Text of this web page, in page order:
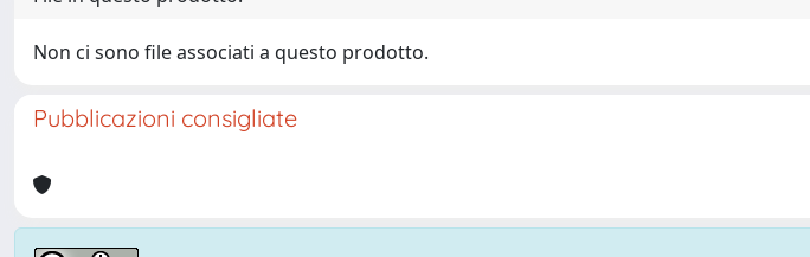
Non ci sono file associati a questo prodotto.
Pubblicazioni consigliate